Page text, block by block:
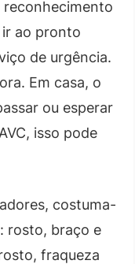
ir ao pronto
de urgência.
Em casa, o
ou esperar
isso pode
costuma-
rosto, braço e
fraqueza